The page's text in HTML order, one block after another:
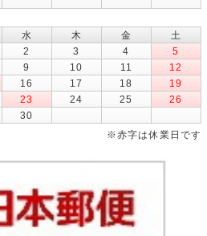
水 木 金
土
2 3 4
5
9 10 11
12
16 17 18
19
23 24 25
26
30
※赤字は休業日です